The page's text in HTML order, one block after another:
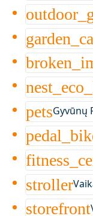
petsGyvūnų
stroller
storefront